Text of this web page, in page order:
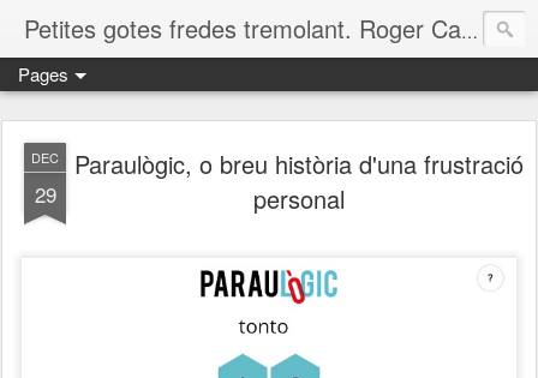
Petites gotes fredes tremolant. Roger Casero Gumbau. Girona
Pages
DEC
29
Paraulògic, o breu història d'una frustració
personal